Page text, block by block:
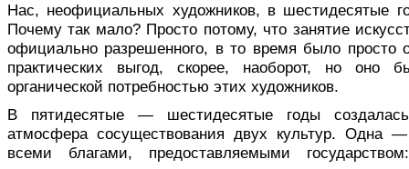
Нас, неофициальных художников, в шестидесятые
Почему так мало? Просто потому, что занятие
официально разрешенного, в то время было просто
практических выгод, скорее, наоборот, но оно
органической потребностью этих художников.
В пятидесятые — шестидесятые годы
атмосфера сосуществования двух культур. Одна
всеми благами, предоставляемыми